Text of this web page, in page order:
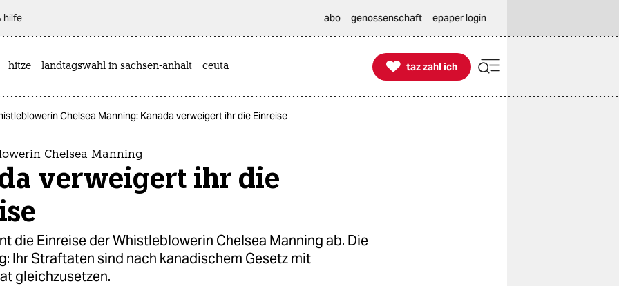
hilfe abo genossenschaft epaper login
hitze landtagswahl in sachsen-anhalt ceuta 
taz zahl ich
taz zahl ich
Chelsea Manning: Kanada verweigert ihr die Einreise
Chelsea Manning
verweigert ihr die
die Einreise der Whistleblowerin Chelsea Manning ab. Die
Ihr Straftaten sind nach kanadischem Gesetz mit
gleichzusetzen.